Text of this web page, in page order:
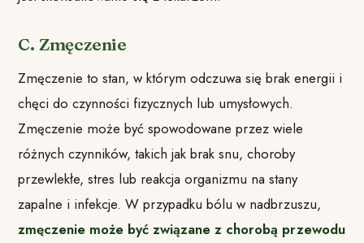
C. Zmęczenie
Zmęczenie to stan, w którym odczuwa się brak energii i
chęci do czynności fizycznych lub umysłowych.
Zmęczenie może być spowodowane przez wiele
różnych czynników, takich jak brak snu, choroby
przewlekłe, stres lub reakcja organizmu na stany
zapalne i infekcje. W przypadku bólu w nadbrzuszu,
zmęczenie może być związane z chorobą przewodu